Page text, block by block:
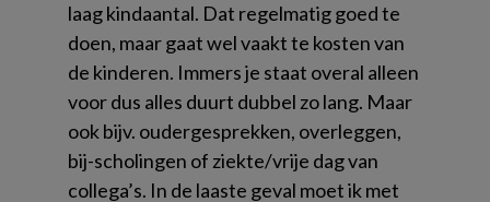
laag kindaantal. Dat regelmatig goed te
doen, maar gaat wel vaakt te kosten van
de kinderen. Immers je staat overal alleen
voor dus alles duurt dubbel zo lang. Maar
ook bijv. oudergesprekken, overleggen,
bij-scholingen of ziekte/vrije dag van
collega’s. In de laaste geval moet ik met